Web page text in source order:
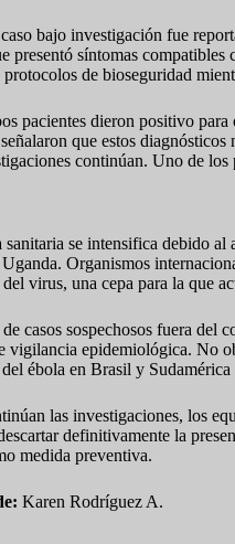
bajo investigación fue
presentó síntomas
de bioseguridad
pacientes dieron positivo
que estos
continúan. Uno de los
se intensifica debido al
Organismos
virus, una cepa para la que
casos sospechosos fuera del
vigilancia epidemiológica. No
ébola en Brasil y
las investigaciones, los
definitivamente la
medida preventiva.
Karen Rodríguez A.